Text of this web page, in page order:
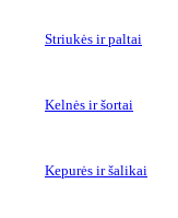
Striukės ir paltai
Kelnės ir šortai
Kepurės ir šalikai